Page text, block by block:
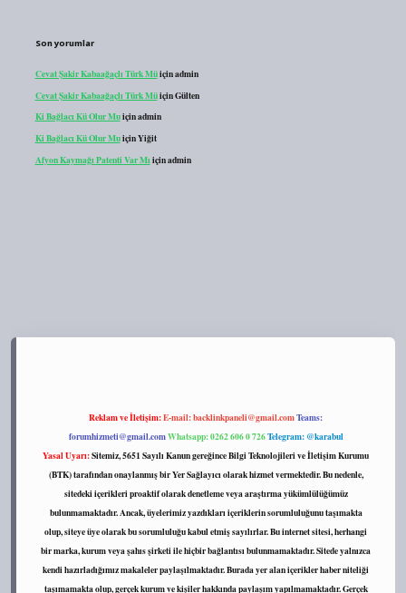
Son yorumlar
Cevat Şakir Kabaağaçlı Türk Müiçinadmin
Cevat Şakir Kabaağaçlı Türk MüiçinGülten
Ki Bağlacı Kü Olur Muiçinadmin
Ki Bağlacı Kü Olur MuiçinYiğit
Afyon Kaymağı Patenti Var Mı içinadmin
Reklam ve İletişim:E-mail:backlinkpaneli@gmail.comTeams:
forumhizmeti@gmail.comWhatsapp: 0262 606 0 726Telegram: @karabul
Yasal Uyarı:Sitemiz, 5651 Sayılı Kanun gereğince Bilgi Teknolojileri ve İletişim Kurumu
(BTK) tarafından onaylanmış bir Yer Sağlayıcı olarak hizmet vermektedir. Bu nedenle,
sitedeki içerikleri proaktif olarak denetleme veya araştırma yükümlülüğümüz
bulunmamaktadır. Ancak, üyelerimiz yazdıkları içeriklerin sorumluluğunu taşımakta
olup, siteye üye olarak bu sorumluluğu kabul etmiş sayılırlar. Bu internet sitesi, herhangi
bir marka, kurum veya şahıs şirketi ile hiçbir bağlantısı bulunmamaktadır. Sitede yalnızca
kendi hazırladığımız makaleler paylaşılmaktadır. Burada yer alan içerikler haber niteliği
taşımamakta olup, gerçek kurum ve kişiler hakkında paylaşım yapılmamaktadır. Gerçek